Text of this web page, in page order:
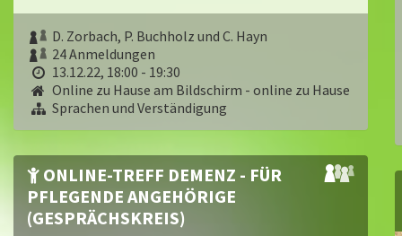
D. Zorbach, P. Buchholz und C. Hayn
24 Anmeldungen
13.12.22, 18:00 - 19:30
Online zu Hause am Bildschirm - online zu Hause
Sprachen und Verständigung
ONLINE-TREFF DEMENZ - FÜR
PFLEGENDE ANGEHÖRIGE
(GESPRÄCHSKREIS)